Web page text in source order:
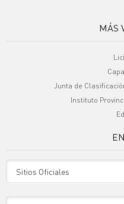
MÁS
Junta de
Instituto